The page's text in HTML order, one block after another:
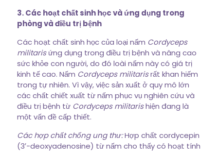
3. Các hoạt chất sinh học và ứng dụng trong
phòng và điều trị bệnh
Các hoạt chất sinh học của loại nấm Cordyceps
militarisứng dụng trong điều trị bệnh và nâng cao
sức khỏe con người, do đó loài nấm này có giá trị
kinh tế cao. Nấm Cordyceps militarisrất khan hiếm
trong tự nhiên. Vì vậy, việc sản xuất ở quy mô lớn
các chất chiết xuất từ nấm phục vụ nghiên cứu và
điều trị bệnh từ Cordyceps militarishiện đang là
một vấn đề cấp thiết.
Các hợp chất chống ung thư:Hợp chất cordycepin
(3′-deoxyadenosine) từ nấm cho thấy có hoạt tính